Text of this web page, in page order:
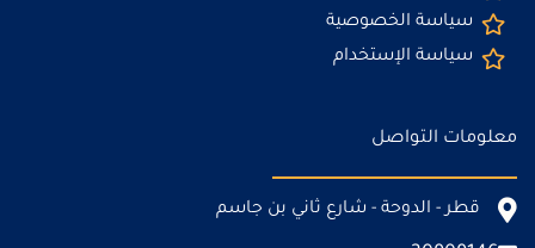
سياسة الخصوصية
سياسة الإستخدام
معلومات التواصل
قطر - الدوحة - شارع ثاني بن جاسم